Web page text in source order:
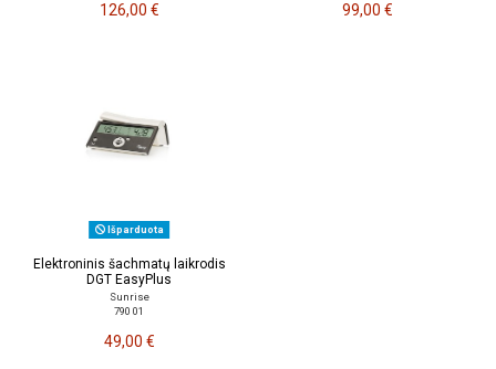
126,00 € 99,00 €
Išparduota
Elektroninis šachmatų laikrodis
DGT EasyPlus
Sunrise
790 01
49,00 €